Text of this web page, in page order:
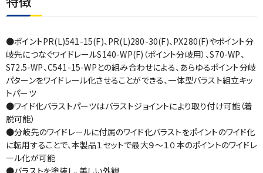
●ポイントPR(L)541-15(F)、PR(L)280-30(F)、PX280(F)やポイント分
岐先につなぐワイドレールS140-WP(F)（ポイント分岐用）、S70-WP、
S72.5-WP、C541-15-WPとの組み合わせによる、あらゆるポイント分岐
パターンをワイドレール化させることができる、一体型バラスト組立キッ
トパーツ
●ワイド化バラストパーツはバラストジョイントにより取り付け可能（着
脱可能）
●分岐先のワイドレールに付属のワイド化バラストをポイントのワイド化
に転用することで、本製品１セットで最大９～１０本のポイントのワイドレ
ール化が可能
●バラストを塗装し、美しい外観